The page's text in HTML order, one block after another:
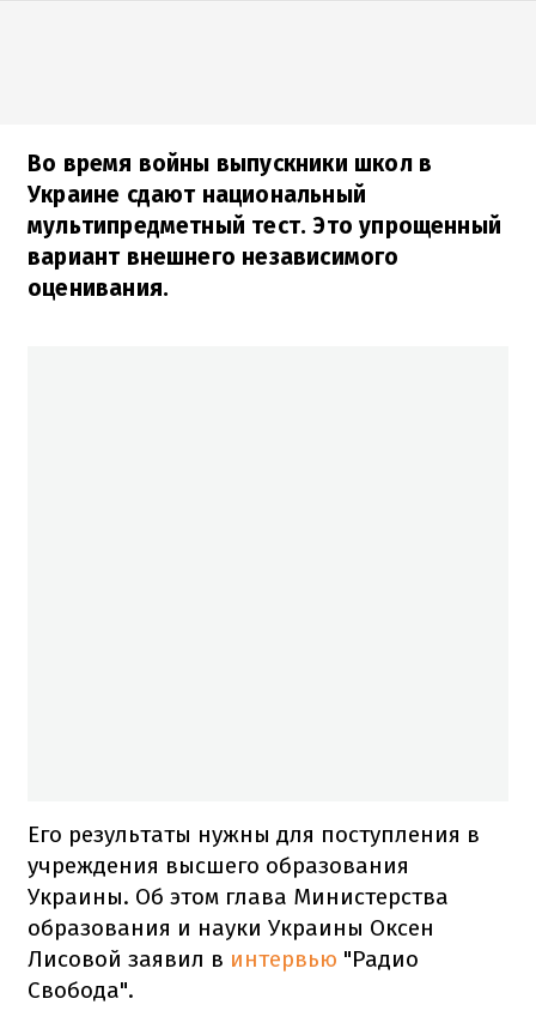
Во время войны выпускники школ в
Украине сдают национальный
мультипредметный тест. Это упрощенный
вариант внешнего независимого
оценивания.
Его результаты нужны для поступления в
учреждения высшего образования
Украины. Об этом глава Министерства
образования и науки Украины Оксен
Лисовой заявил в интервью "Радио
Свобода".